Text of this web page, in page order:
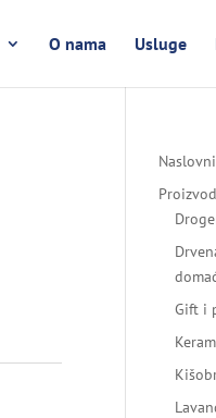
O nama Usluge
Gift i